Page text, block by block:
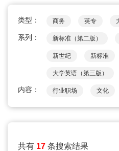
类型： 商务 英专
系列： 新标准（第二版）
新世纪 新标准
大学英语（第三版）
内容： 行业职场 文化
共有 17 条搜索结果